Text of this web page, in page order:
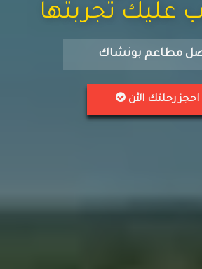
عليك تجربتها
مطاعم بونشاك
احجز رحلتك الأن